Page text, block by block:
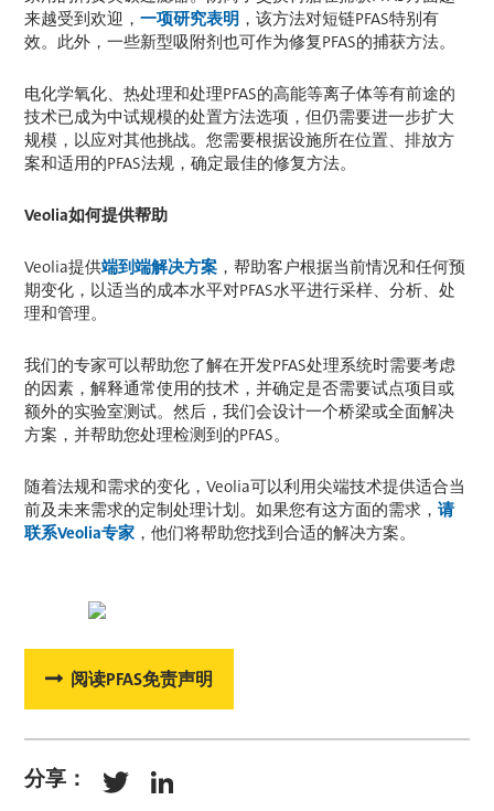
来越受到欢迎， 一项研究表明 ，该方法对短链PFAS特别有
效。此外，一些新型吸附剂也可作为修复PFAS的捕获方法。
电化学氧化、热处理和处理PFAS的高能等离子体等有前途的
技术已成为中试规模的处置方法选项，但仍需要进一步扩大
规模，以应对其他挑战。您需要根据设施所在位置、排放方
案和适用的PFAS法规，确定最佳的修复方法。
Veolia如何提供帮助
Veolia提供端到端解决方案 ，帮助客户根据当前情况和任何预
期变化，以适当的成本水平对PFAS水平进行采样、分析、处
理和管理。
我们的专家可以帮助您了解在开发PFAS处理系统时需要考虑
的因素，解释通常使用的技术，并确定是否需要试点项目或
额外的实验室测试。然后，我们会设计一个桥梁或全面解决
方案，并帮助您处理检测到的PFAS。
随着法规和需求的变化，Veolia可以利用尖端技术提供适合当
前及未来需求的定制处理计划。如果您有这方面的需求， 请
联系Veolia专家 ，他们将帮助您找到合适的解决方案。
阅读PFAS免责声明
分享： Twitter